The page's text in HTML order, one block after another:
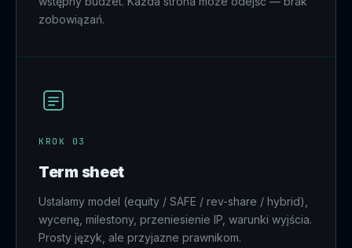
zobowiązań.
KROK 03
Term sheet
Ustalamy model (equity / SAFE / rev-share / hybrid),
wycenę, milestony, przeniesienie IP, warunki wyjścia.
Prosty język, ale przyjazne prawnikom.